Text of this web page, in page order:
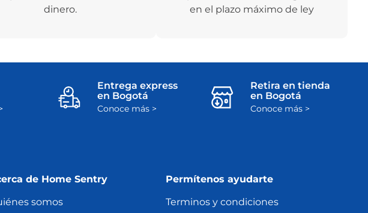
dinero.
en el plazo máximo de ley
Entrega express
en Bogotá
Conoce más >
Retira en tienda
en Bogotá
Conoce más >
de Home Sentry
somos
Permítenos ayudarte
Terminos y condiciones